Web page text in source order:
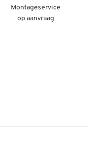
Montageservice
op aanvraag